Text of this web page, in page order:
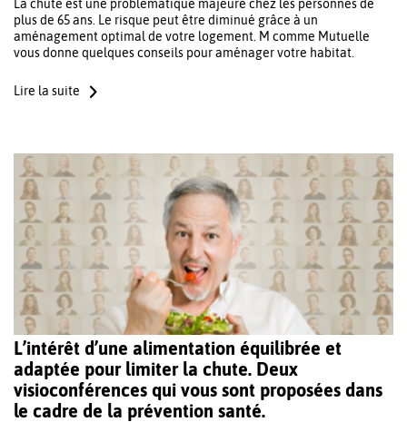
La chute est une problématique majeure chez les personnes de
plus de 65 ans. Le risque peut être diminué grâce à un
aménagement optimal de votre logement. M comme Mutuelle
vous donne quelques conseils pour aménager votre habitat.
Lire la suite
L’intérêt d’une alimentation équilibrée et
adaptée pour limiter la chute. Deux
visioconférences qui vous sont proposées dans
le cadre de la prévention santé.